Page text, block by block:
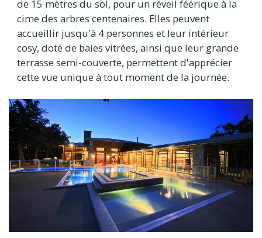
de 15 mètres du sol, pour un réveil féérique à la
cime des arbres centenaires. Elles peuvent
accueillir jusqu'à 4 personnes et leur intérieur
cosy, doté de baies vitrées, ainsi que leur grande
terrasse semi-couverte, permettent d'apprécier
cette vue unique à tout moment de la journée.